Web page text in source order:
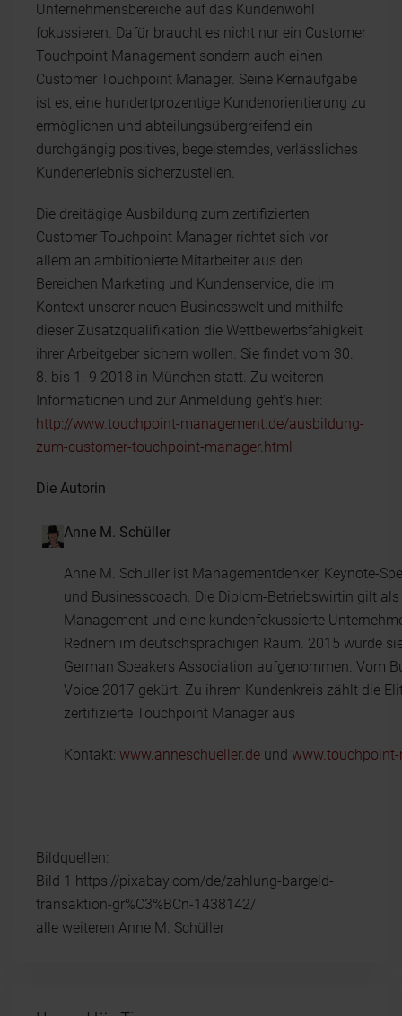
Unternehmensbereiche auf das Kundenwohl
fokussieren. Dafür braucht es nicht nur ein Customer
Touchpoint Management sondern auch einen
Customer Touchpoint Manager. Seine Kernaufgabe
ist es, eine hundertprozentige Kundenorientierung zu
ermöglichen und abteilungsübergreifend ein
durchgängig positives, begeisterndes, verlässliches
Kundenerlebnis sicherzustellen.
Die dreitägige Ausbildung zum zertifizierten
Customer Touchpoint Manager richtet sich vor
allem an ambitionierte Mitarbeiter aus den
Bereichen Marketing und Kundenservice, die im
Kontext unserer neuen Businesswelt und mithilfe
dieser Zusatzqualifikation die Wettbewerbsfähigkeit
ihrer Arbeitgeber sichern wollen. Sie findet vom 30.
8. bis 1. 9 2018 in München statt. Zu weiteren
Informationen und zur Anmeldung geht’s hier:
http://www.touchpoint-management.de/ausbildung-
zum-customer-touchpoint-manager.html
Die Autorin
Anne M. Schüller
Anne M. Schüller ist Managementdenker, Keynote-
und Businesscoach. Die Diplom-Betriebswirtin gilt
Management und eine kundenfokussierte
Rednern im deutschsprachigen Raum. 2015 wurde
German Speakers Association aufgenommen. Vom
Voice 2017 gekürt. Zu ihrem Kundenkreis zählt die
zertifizierte Touchpoint Manager aus
Kontakt: www.anneschueller.de und
Bildquellen:
Bild 1 https://pixabay.com/de/zahlung-bargeld-
transaktion-gr%C3%BCn-1438142/
alle weiteren Anne M. Schüller